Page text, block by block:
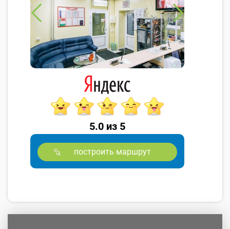
5.0 из 5
построить маршрут